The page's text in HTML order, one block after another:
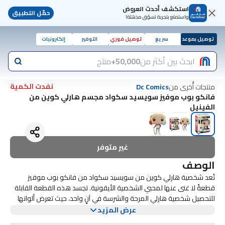
استكشف أحدث العروض
واستمتع بتجربة تسوّق مذهلة! حمّل التطبيق
توصيل بموعد سريع توصيل فوري التوفير إلكترونيات
ابحث بين أكثر من50,000+ منتج
منتجات أُخرى منDc Comics
نفدت الكمية
فانكو بوب موفيز سويسيد سكواد مجسم هارلي كوين من
الفينيل
غير متوفر
الوصف
تُعد شخصية هارلي كوين من سويسيد سكواد من فانكو بوب موفيز
قطعةً لا غنى عنها لمحبي الشخصية الأيقونية. تجسد هذه القطعة القابلة
للتحصيل شخصية هارلي المرحة والشرسة في آنٍ واحد، حيث تعرض ألوانها
النابضة بالحياة وزيها المميز من الفيلم. مع إبتسامتها المرحة ووضعيتها
عرض المزيد